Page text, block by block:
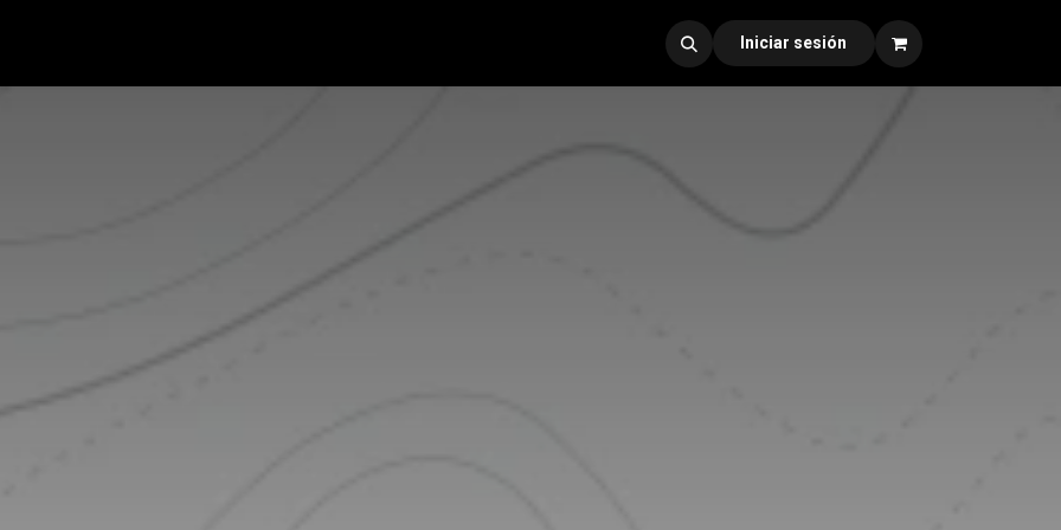
Iniciar sesión